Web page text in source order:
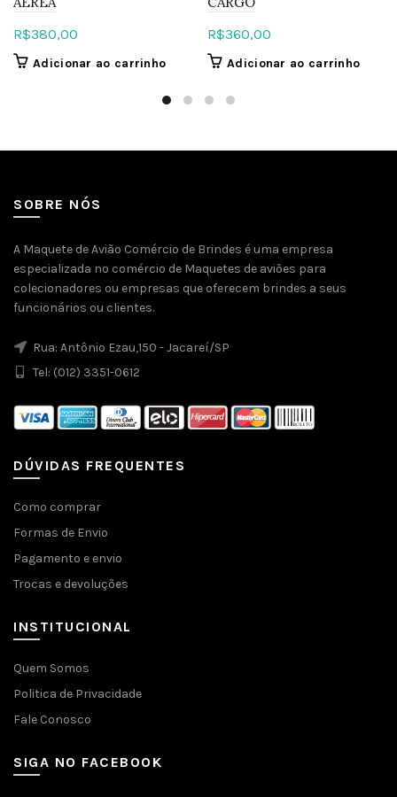
R$380,00
Adicionar ao carrinho
R$360,00
Adicionar ao carrinho
SOBRE NÓS
A Maquete de Avião Comércio de Brindes é uma empresa
especializada no comércio de Maquetes de aviões para
colecionadores ou empresas que oferecem brindes a seus
funcionários ou clientes.
Rua: Antônio Ezau,150 - Jacareí/SP
Tel: (012) 3351-0612
DÚVIDAS FREQUENTES
Como comprar
Formas de Envio
Pagamento e envio
Trocas e devoluções
INSTITUCIONAL
Quem Somos
Politica de Privacidade
Fale Conosco
SIGA NO FACEBOOK